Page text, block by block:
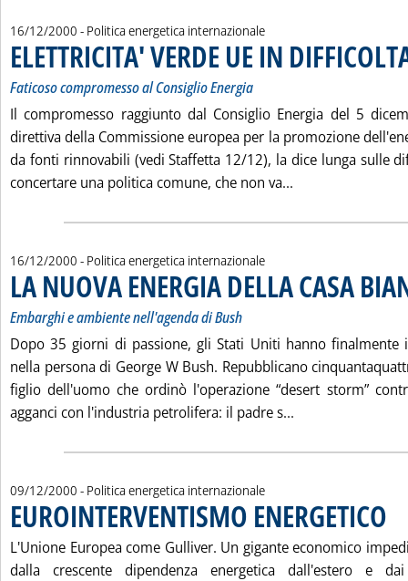
16/12/2000 - Politica energetica internazionale
ELETTRICITA' VERDE UE IN
Faticoso compromesso al Consiglio Energia
Il compromesso raggiunto dal Consiglio Energia del 5
direttiva della Commissione europea per la promozione
da fonti rinnovabili (vedi Staffetta 12/12), la dice lunga sulle
concertare una politica comune, che non va...
16/12/2000 - Politica energetica internazionale
LA NUOVA ENERGIA DELLA CASA
Embarghi e ambiente nell'agenda di Bush
Dopo 35 giorni di passione, gli Stati Uniti hanno finalmente
nella persona di George W Bush. Repubblicano
figlio dell'uomo che ordinò l'operazione “desert storm”
agganci con l'industria petrolifera: il padre s...
09/12/2000 - Politica energetica internazionale
EUROINTERVENTISMO ENERGETICO
L'Unione Europea come Gulliver. Un gigante economico
dalla crescente dipendenza energetica dall'estero e